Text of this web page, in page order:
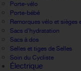
Porte-vélo
Porte-bébé
Remorques vélo et sièges
Sacs d'hydratation
Sacs à dos
Selles et tiges de Selles
Soin du Cycliste
Électrique